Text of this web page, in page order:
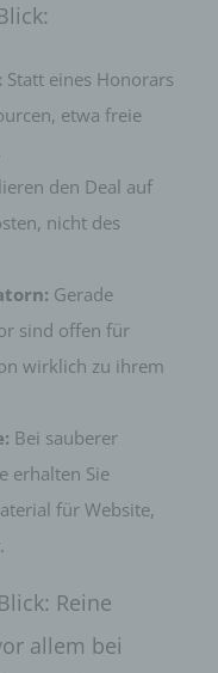
Statt eines Honorars
etwa freie
den Deal auf
nicht des
Gerade
sind offen für
wirklich zu ihrem
Bei sauberer
erhalten Sie
für Website,
Reine
allem bei